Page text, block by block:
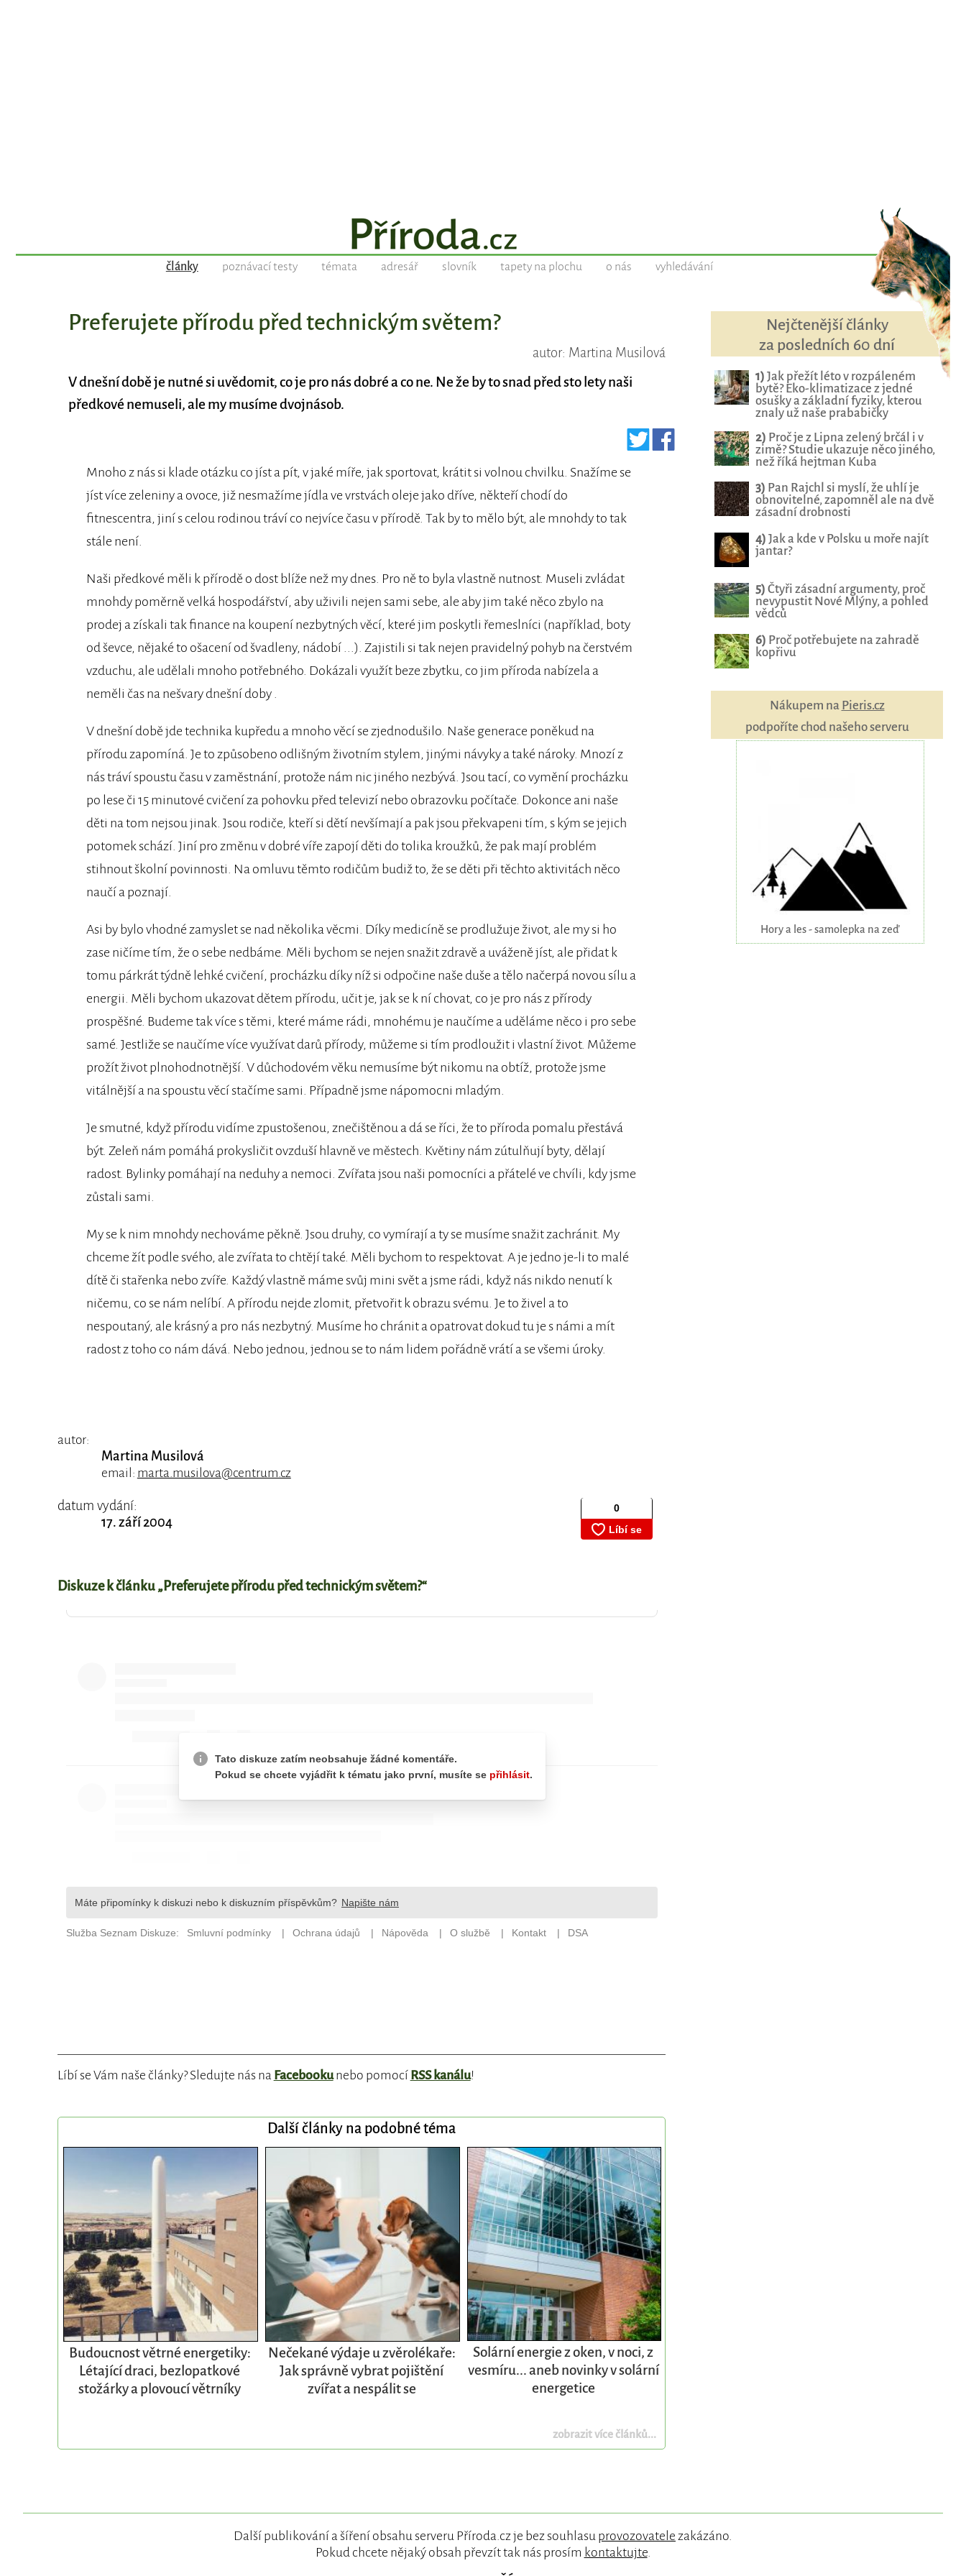
články poznávací testy témata adresář slovník tapety na plochu o nás vyhledávání
Preferujete přírodu před technickým světem?
autor: Martina Musilová
V dnešní době je nutné si uvědomit, co je pro nás dobré a co ne. Ne že by to snad před sto lety naši
předkové nemuseli, ale my musíme dvojnásob.
Mnoho z nás si klade otázku co jíst a pít, v jaké míře, jak sportovat, krátit si volnou chvilku. Snažíme se
jíst více zeleniny a ovoce, již nesmažíme jídla ve vrstvách oleje jako dříve, někteří chodí do
fitnescentra, jiní s celou rodinou tráví co nejvíce času v přírodě. Tak by to mělo být, ale mnohdy to tak
stále není.
Naši předkové měli k přírodě o dost blíže než my dnes. Pro ně to byla vlastně nutnost. Museli zvládat
mnohdy poměrně velká hospodářství, aby uživili nejen sami sebe, ale aby jim také něco zbylo na
prodej a získali tak finance na koupení nezbytných věcí, které jim poskytli řemeslníci (například, boty
od ševce, nějaké to ošacení od švadleny, nádobí ...). Zajistili si tak nejen pravidelný pohyb na čerstvém
vzduchu, ale udělali mnoho potřebného. Dokázali využít beze zbytku, co jim příroda nabízela a
neměli čas na nešvary dnešní doby .
V dnešní době jde technika kupředu a mnoho věcí se zjednodušilo. Naše generace poněkud na
přírodu zapomíná. Je to způsobeno odlišným životním stylem, jinými návyky a také nároky. Mnozí z
nás tráví spoustu času v zaměstnání, protože nám nic jiného nezbývá. Jsou tací, co vymění procházku
po lese či 15 minutové cvičení za pohovku před televizí nebo obrazovku počítače. Dokonce ani naše
děti na tom nejsou jinak. Jsou rodiče, kteří si dětí nevšímají a pak jsou překvapeni tím, s kým se jejich
potomek schází. Jiní pro změnu v dobré víře zapojí děti do tolika kroužků, že pak mají problém
stihnout školní povinnosti. Na omluvu těmto rodičům budiž to, že se děti při těchto aktivitách něco
naučí a poznají.
Asi by bylo vhodné zamyslet se nad několika věcmi. Díky medicíně se prodlužuje život, ale my si ho
zase ničíme tím, že o sebe nedbáme. Měli bychom se nejen snažit zdravě a uváženě jíst, ale přidat k
tomu párkrát týdně lehké cvičení, procházku díky níž si odpočine naše duše a tělo načerpá novou sílu a
energii. Měli bychom ukazovat dětem přírodu, učit je, jak se k ní chovat, co je pro nás z přírody
prospěšné. Budeme tak více s těmi, které máme rádi, mnohému je naučíme a uděláme něco i pro sebe
samé. Jestliže se naučíme více využívat darů přírody, můžeme si tím prodloužit i vlastní život. Můžeme
prožít život plnohodnotnější. V důchodovém věku nemusíme být nikomu na obtíž, protože jsme
vitálnější a na spoustu věcí stačíme sami. Případně jsme nápomocni mladým.
Je smutné, když přírodu vidíme zpustošenou, znečištěnou a dá se říci, že to příroda pomalu přestává
být. Zeleň nám pomáhá prokysličit ovzduší hlavně ve městech. Květiny nám zútulňují byty, dělají
radost. Bylinky pomáhají na neduhy a nemoci. Zvířata jsou naši pomocníci a přátelé ve chvíli, kdy jsme
zůstali sami.
My se k nim mnohdy nechováme pěkně. Jsou druhy, co vymírají a ty se musíme snažit zachránit. My
chceme žít podle svého, ale zvířata to chtějí také. Měli bychom to respektovat. A je jedno je-li to malé
dítě či stařenka nebo zvíře. Každý vlastně máme svůj mini svět a jsme rádi, když nás nikdo nenutí k
ničemu, co se nám nelíbí. A přírodu nejde zlomit, přetvořit k obrazu svému. Je to živel a to
nespoutaný, ale krásný a pro nás nezbytný. Musíme ho chránit a opatrovat dokud tu je s námi a mít
radost z toho co nám dává. Nebo jednou, jednou se to nám lidem pořádně vrátí a se všemi úroky.
autor:
Martina Musilová
email: marta.musilova@centrum.cz
datum vydání:
17. září 2004
Diskuze k článku „Preferujete přírodu před technickým světem?“
Líbí se Vám naše články? Sledujte nás na Facebookunebo pomocí RSS kanálu!
Další články na podobné téma
Budoucnost větrné energetiky:
Létající draci, bezlopatkové
stožárky a plovoucí větrníky
Nečekané výdaje u zvěrolékaře:
Jak správně vybrat pojištění
zvířat a nespálit se
Solární energie z oken, v noci, z
vesmíru... aneb novinky v solární
energetice
zobrazit více článků...
Nejčtenější články
za posledních 60 dní
1) Jak přežít léto v rozpáleném
bytě? Eko-klimatizace z jedné
osušky a základní fyziky, kterou
znaly už naše prababičky
2) Proč je z Lipna zelený brčál i v
zimě? Studie ukazuje něco jiného,
než říká hejtman Kuba
3) Pan Rajchl si myslí, že uhlí je
obnovitelné, zapomněl ale na dvě
zásadní drobnosti
4) Jak a kde v Polsku u moře najít
jantar?
5) Čtyři zásadní argumenty, proč
nevypustit Nové Mlýny, a pohled
vědců
6) Proč potřebujete na zahradě
kopřivu
Nákupem na Pieris.cz
podpoříte chod našeho serveru
Hory a les - samolepka na zeď
Další publikování a šíření obsahu serveru Příroda.cz je bez souhlasu provozovatele zakázáno.
Pokud chcete nějaký obsah převzít tak nás prosím kontaktujte.